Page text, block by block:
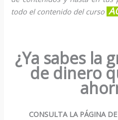
todo el contenido del curso
¿Ya sabes la
de dinero
CONSULTA LA PÁGINA